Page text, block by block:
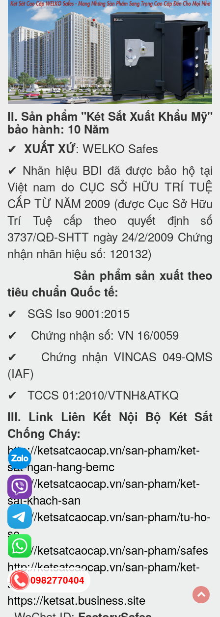
II. Sản phẩm "Két Sắt Xuất Khẩu Mỹ"
bảo hành: 10 Năm
✔ XUẤT XỨ: WELKO Safes
✔ Nhãn hiệu BDI đã được bảo hộ tại
Việt nam do CỤC SỞ HỮU TRÍ TUỆ
CẤP TỪ NĂM 2009 (được Cục Sở Hữu
Trí Tuệ cấp theo quyết định số
3737/QĐ-SHTT ngày 24/2/2009 Chứng
nhận nhãn hiệu số: 120132)
Sản phẩm sản xuất theo
tiêu chuẩn Quốc tế:
✔ SGS Iso 9001:2015
✔ Chứng nhận số: VN 16/0059
✔ Chứng nhận VINCAS 049-QMS
(IAF)
✔ TCCS 01:2010/VTNH&ATKQ
III. Link Liên Kết Nội Bộ Két Sắt
Chống Cháy:
http://ketsatcaocap.vn/san-pham/ket-
sat-ngan-hang-bemc
http://ketsatcaocap.vn/san-pham/ket-
sat-khach-san
http://ketsatcaocap.vn/san-pham/tu-ho-
so
http://ketsatcaocap.vn/san-pham/safes
http://ketsatcaocap.vn/san-pham/ket-
sat
https://ketsat.business.site
0982770404